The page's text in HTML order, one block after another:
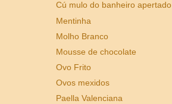
Cú mulo do banheiro apertado
Mentinha
Molho Branco
Mousse de chocolate
Ovo Frito
Ovos mexidos
Paella Valenciana